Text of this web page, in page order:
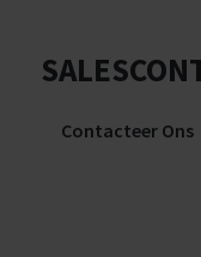
Contacteer Ons